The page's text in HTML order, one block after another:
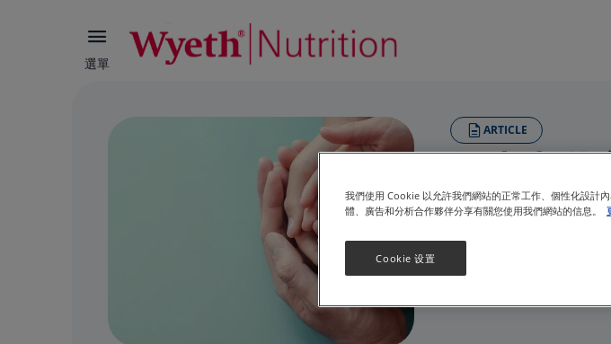
選單
ARTICLE
送上中秋
1 分鐘閱讀
趁著中秋節
我們使用 Cookie 以允許我們網站的正常工作、個性化設計
體、廣告和分析合作夥伴分享有關您使用我們網站的信息。
Cookie 设置